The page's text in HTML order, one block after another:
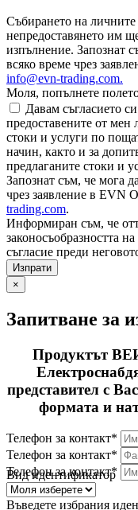
Събирането на личните
непредоставянето им
изпълнение. Запознат
всяко време чрез
info@evn-trading.com.
Моля, попълнете
Давам съгласието
предоставените от мен
стоки и услуги по
начин, както и за
предлаганите стоки и
Запознат съм, че мога
чрез заявление в EVN
trading.com.
Информиран съм, че
законосъобразността
съгласие преди
×
Запитване за
Продуктът
представител с
формата и
Телефон за контакт*
Телефон за контакт*
Телефон за контакт*
Вид идентификатор
Въведете избрания